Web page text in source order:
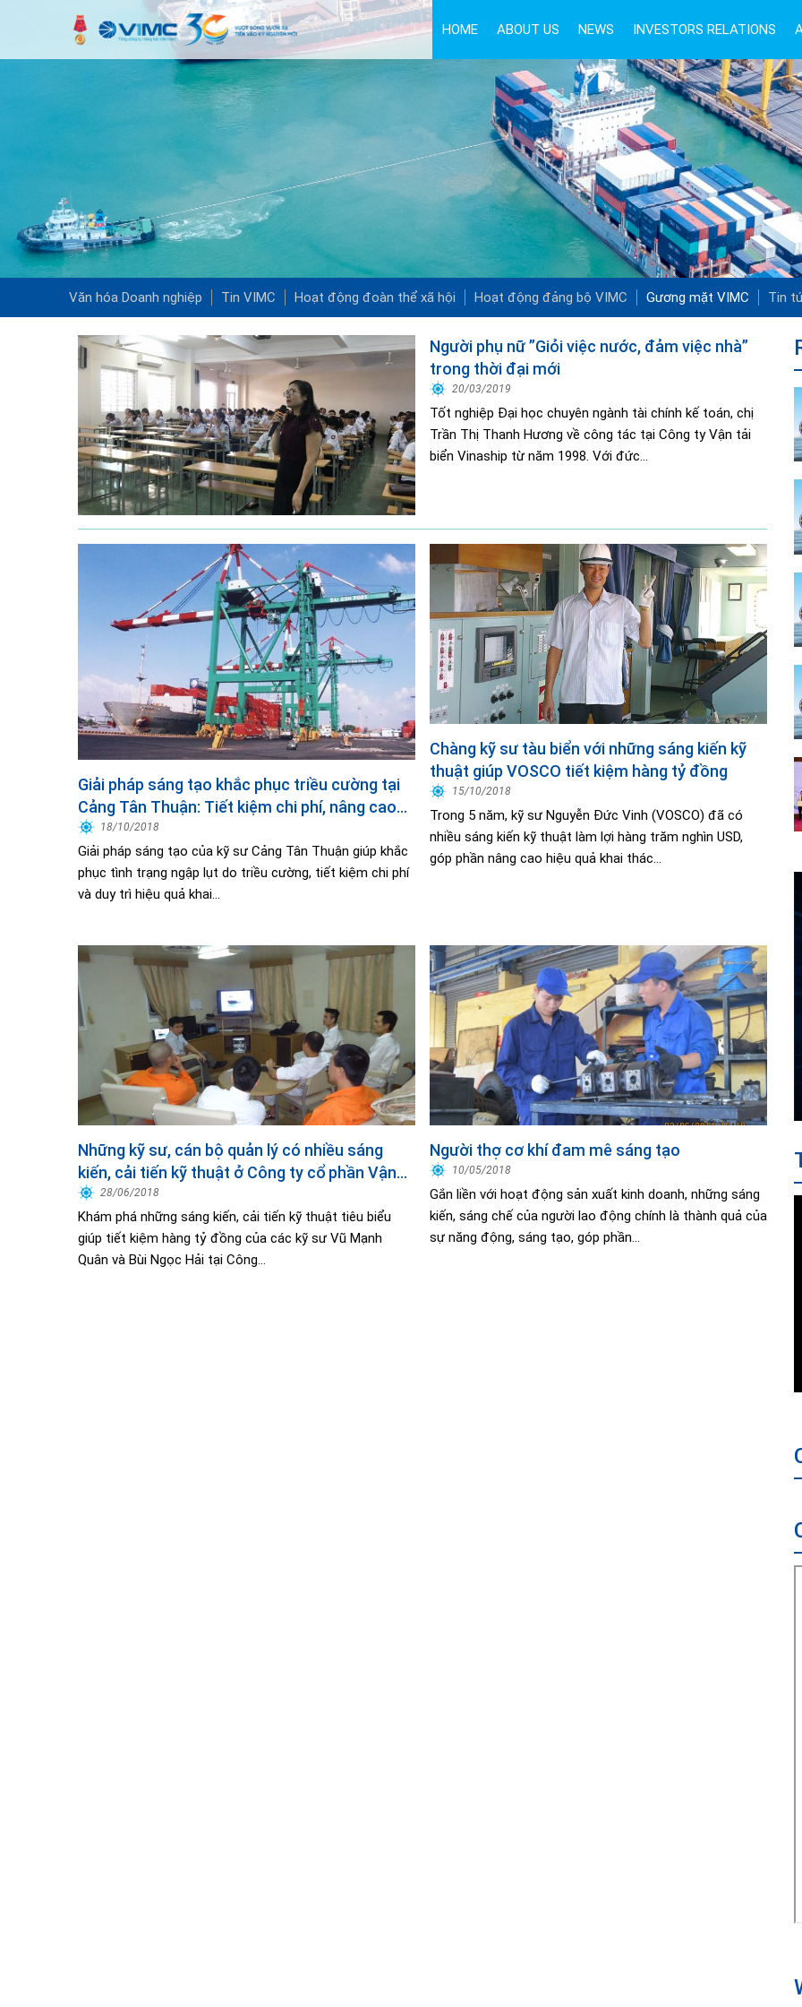
HOME ABOUT US NEWS INVESTORS RELATIONS
Văn hóa Doanh nghiệp Tin VIMC Hoạt động đoàn thể xã hội Hoạt động đảng bộ VIMC Gương mặt VIMC Tin
Người phụ nữ ”Giỏi việc nước, đảm việc nhà”
trong thời đại mới
20/03/2019
Tốt nghiệp Đại học chuyên ngành tài chính kế toán, chị
Trần Thị Thanh Hương về công tác tại Công ty Vận tải
biển Vinaship từ năm 1998. Với đức...
Giải pháp sáng tạo khắc phục triều cường tại
Cảng Tân Thuận: Tiết kiệm chi phí, nâng cao
hiệu quả
18/10/2018
Giải pháp sáng tạo của kỹ sư Cảng Tân Thuận giúp khắc
phục tình trạng ngập lụt do triều cường, tiết kiệm chi phí
và duy trì hiệu quả khai...
Chàng kỹ sư tàu biển với những sáng kiến kỹ
thuật giúp VOSCO tiết kiệm hàng tỷ đồng
15/10/2018
Trong 5 năm, kỹ sư Nguyễn Đức Vinh (VOSCO) đã có
nhiều sáng kiến kỹ thuật làm lợi hàng trăm nghìn USD,
góp phần nâng cao hiệu quả khai thác...
Những kỹ sư, cán bộ quản lý có nhiều sáng
kiến, cải tiến kỹ thuật ở Công ty cổ phần Vận
tải 28/06/2018
Khám phá những sáng kiến, cải tiến kỹ thuật tiêu biểu
giúp tiết kiệm hàng tỷ đồng của các kỹ sư Vũ Mạnh
Quân và Bùi Ngọc Hải tại Công...
Người thợ cơ khí đam mê sáng tạo
10/05/2018
Gắn liền với hoạt động sản xuất kinh doanh, những sáng
kiến, sáng chế của người lao động chính là thành quả của
sự năng động, sáng tạo, góp phần...